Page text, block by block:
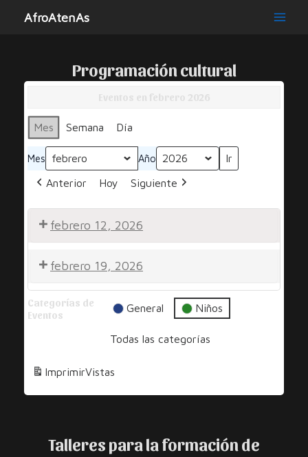
AfroAtenAs
Programación cultural
Mes Semana Día
Mes Año
Anterior Hoy Siguiente
febrero 12, 2026
Una febrero 19, 2026
Por
Una
Categorías de
Eventos
General Niños
Todas las categorías
ImprimirVistas
Talleres para la formación de